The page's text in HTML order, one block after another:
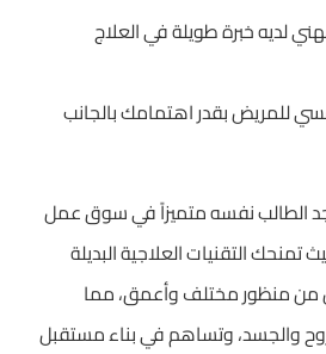
لديه خبرة طويلة في العلاج
للمريض بقدر اهتمامك بالجانب
الطالب نفسه متميزاً في سوق عمل
التقنيات العلاجية البديلة
من منظور مختلف وأعمق، مما
والجسد، وتساهم في بناء مستقبل